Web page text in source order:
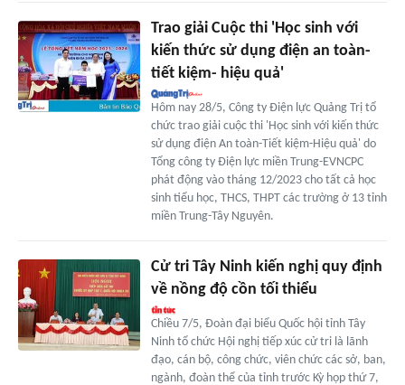
Trao giải Cuộc thi 'Học sinh với
kiến thức sử dụng điện an toàn-
tiết kiệm- hiệu quả'
Hôm nay 28/5, Công ty Điện lực Quảng Trị tổ
chức trao giải cuộc thi 'Học sinh với kiến thức
sử dụng điện An toàn-Tiết kiệm-Hiệu quả' do
Tổng công ty Điện lực miền Trung-EVNCPC
phát động vào tháng 12/2023 cho tất cả học
sinh tiểu học, THCS, THPT các trường ở 13 tỉnh
miền Trung-Tây Nguyên.
Cử tri Tây Ninh kiến nghị quy định
về nồng độ cồn tối thiểu
Chiều 7/5, Đoàn đại biểu Quốc hội tỉnh Tây
Ninh tổ chức Hội nghị tiếp xúc cử tri là lãnh
đạo, cán bộ, công chức, viên chức các sở, ban,
ngành, đoàn thể của tỉnh trước Kỳ họp thứ 7,